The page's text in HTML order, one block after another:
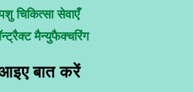
चिकित्सा सेवाएँ
मैन्युफैक्चरिंग
बात करें